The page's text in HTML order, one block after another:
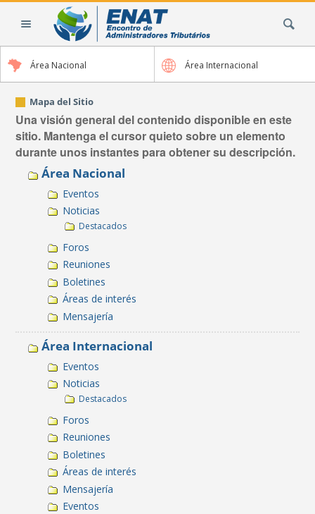
Área Nacional Área Internacional
Mapa del Sitio
Una visión general del contenido disponible en este
sitio. Mantenga el cursor quieto sobre un elemento
durante unos instantes para obtener su descripción.
Área Nacional
Eventos
Noticias
Destacados
Foros
Reuniones
Boletines
Áreas de interés
Mensajería
Área Internacional
Eventos
Noticias
Destacados
Foros
Reuniones
Boletines
Áreas de interés
Mensajería
Eventos